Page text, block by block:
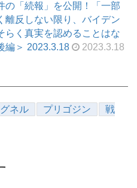
の「続報」を公開！「一部
離反しない限り、バイデン
らく真実を認めることはな
編＞ 2023.3.18
2023.3.18
ネル プリゴジン
戦